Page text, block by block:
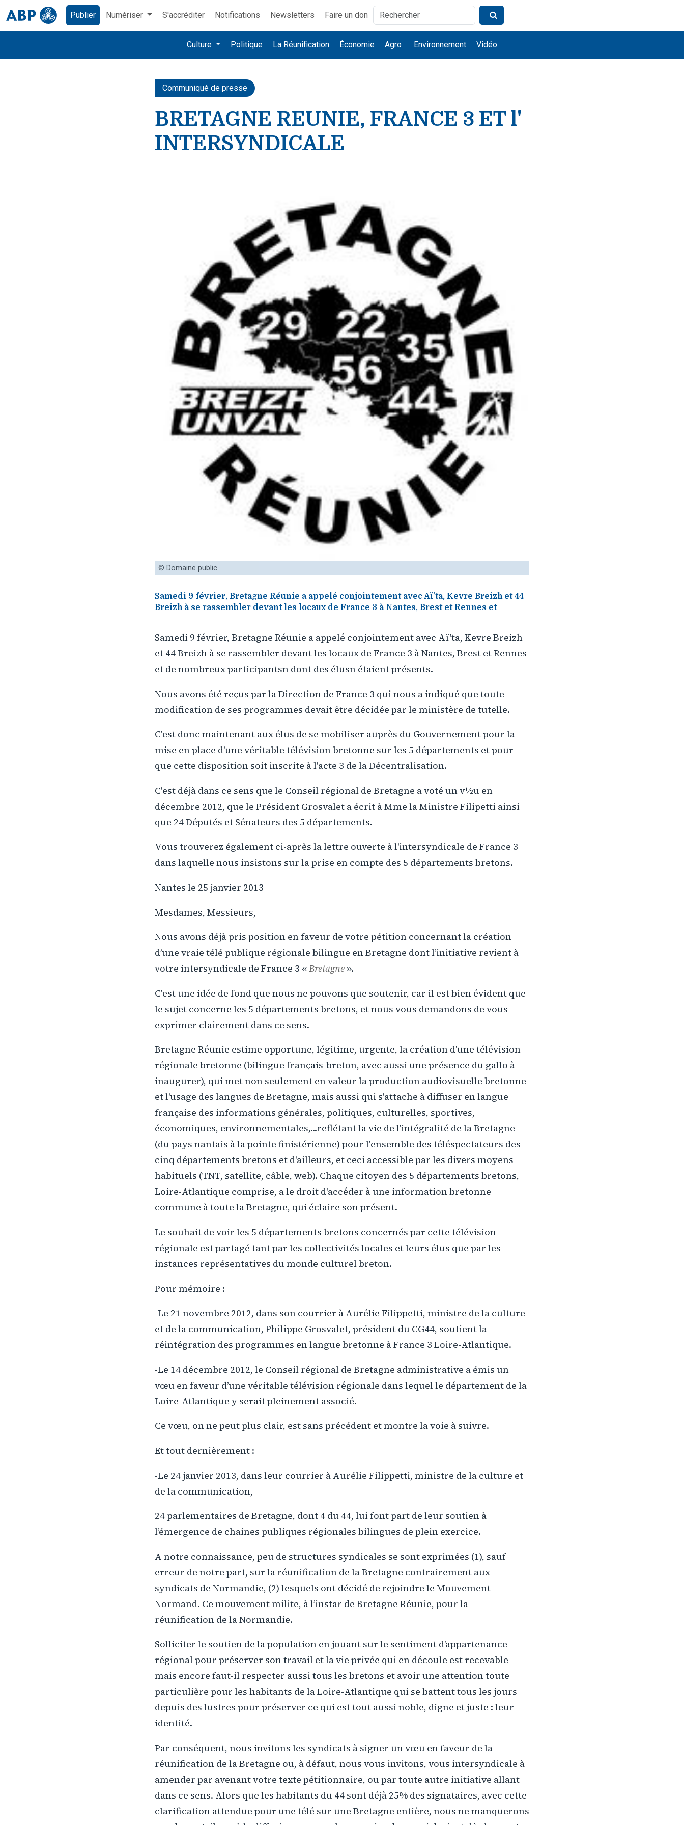
Publier Numériser S'accréditer Notifications Newsletters Faire un don
Culture Politique La Réunification Économie Agro Environnement Vidéo
Communiqué de presse
BRETAGNE REUNIE, FRANCE 3 ET l'
INTERSYNDICALE
© Domaine public
Samedi 9 février, Bretagne Réunie a appelé conjointement avec Aï'ta, Kevre Breizh et 44
Breizh à se rassembler devant les locaux de France 3 à Nantes, Brest et Rennes et
Samedi 9 février, Bretagne Réunie a appelé conjointement avec Aï'ta, Kevre Breizh
et 44 Breizh à se rassembler devant les locaux de France 3 à Nantes, Brest et Rennes
et de nombreux participantsn dont des élusn étaient présents.
Nous avons été reçus par la Direction de France 3 qui nous a indiqué que toute
modification de ses programmes devait être décidée par le ministère de tutelle.
C'est donc maintenant aux élus de se mobiliser auprès du Gouvernement pour la
mise en place d'une véritable télévision bretonne sur les 5 départements et pour
que cette disposition soit inscrite à l'acte 3 de la Décentralisation.
C'est déjà dans ce sens que le Conseil régional de Bretagne a voté un v½u en
décembre 2012, que le Président Grosvalet a écrit à Mme la Ministre Filipetti ainsi
que 24 Députés et Sénateurs des 5 départements.
Vous trouverez également ci-après la lettre ouverte à l'intersyndicale de France 3
dans laquelle nous insistons sur la prise en compte des 5 départements bretons.
Nantes le 25 janvier 2013
Mesdames, Messieurs,
Nous avons déjà pris position en faveur de votre pétition concernant la création
d’une vraie télé publique régionale bilingue en Bretagne dont l’initiative revient à
votre intersyndicale de France 3 «Bretagne ».
C'est une idée de fond que nous ne pouvons que soutenir, car il est bien évident que
le sujet concerne les 5 départements bretons, et nous vous demandons de vous
exprimer clairement dans ce sens.
Bretagne Réunie estime opportune, légitime, urgente, la création d'une télévision
régionale bretonne (bilingue français-breton, avec aussi une présence du gallo à
inaugurer), qui met non seulement en valeur la production audiovisuelle bretonne
et l'usage des langues de Bretagne, mais aussi qui s'attache à diffuser en langue
française des informations générales, politiques, culturelles, sportives,
économiques, environnementales,...reflétant la vie de l'intégralité de la Bretagne
(du pays nantais à la pointe finistérienne) pour l'ensemble des téléspectateurs des
cinq départements bretons et d'ailleurs, et ceci accessible par les divers moyens
habituels (TNT, satellite, câble, web). Chaque citoyen des 5 départements bretons,
Loire-Atlantique comprise, a le droit d'accéder à une information bretonne
commune à toute la Bretagne, qui éclaire son présent.
Le souhait de voir les 5 départements bretons concernés par cette télévision
régionale est partagé tant par les collectivités locales et leurs élus que par les
instances représentatives du monde culturel breton.
Pour mémoire :
-Le 21 novembre 2012, dans son courrier à Aurélie Filippetti, ministre de la culture
et de la communication, Philippe Grosvalet, président du CG44, soutient la
réintégration des programmes en langue bretonne à France 3 Loire-Atlantique.
-Le 14 décembre 2012, le Conseil régional de Bretagne administrative a émis un
vœu en faveur d’une véritable télévision régionale dans lequel le département de la
Loire-Atlantique y serait pleinement associé.
Ce vœu, on ne peut plus clair, est sans précédent et montre la voie à suivre.
Et tout dernièrement :
-Le 24 janvier 2013, dans leur courrier à Aurélie Filippetti, ministre de la culture et
de la communication,
24 parlementaires de Bretagne, dont 4 du 44, lui font part de leur soutien à
l’émergence de chaines publiques régionales bilingues de plein exercice.
A notre connaissance, peu de structures syndicales se sont exprimées (1), sauf
erreur de notre part, sur la réunification de la Bretagne contrairement aux
syndicats de Normandie, (2) lesquels ont décidé de rejoindre le Mouvement
Normand. Ce mouvement milite, à l’instar de Bretagne Réunie, pour la
réunification de la Normandie.
Solliciter le soutien de la population en jouant sur le sentiment d’appartenance
régional pour préserver son travail et la vie privée qui en découle est recevable
mais encore faut-il respecter aussi tous les bretons et avoir une attention toute
particulière pour les habitants de la Loire-Atlantique qui se battent tous les jours
depuis des lustres pour préserver ce qui est tout aussi noble, digne et juste : leur
identité.
Par conséquent, nous invitons les syndicats à signer un vœu en faveur de la
réunification de la Bretagne ou, à défaut, nous vous invitons, vous intersyndicale à
amender par avenant votre texte pétitionnaire, ou par toute autre initiative allant
dans ce sens. Alors que les habitants du 44 sont déjà 25% des signataires, avec cette
clarification attendue pour une télé sur une Bretagne entière, nous ne manquerons